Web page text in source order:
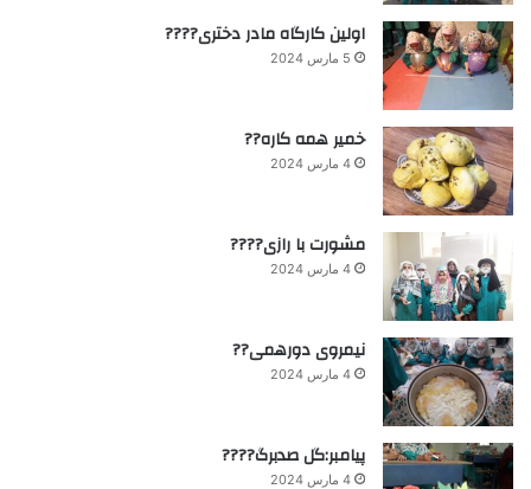
اولین کارگاه مادر دختری????
5 مارس 2024
خمیر همه کاره??
4 مارس 2024
مشورت با رازی????
4 مارس 2024
نیمروی دورهمی??
4 مارس 2024
پیامبر:گل صدبرگ????
4 مارس 2024